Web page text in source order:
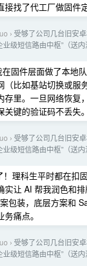
找了代工厂做固件定
› 受够了公司几台旧安
级短信路由中枢”（送内
固件层面做了本地
（比如基站切换或服
存里。一旦网络恢复
键的验证码不丢失。
› 受够了公司几台旧安
级短信路由中枢”（送内
理科生平时都在扣
实让 AI 帮我润色和
包装，底层方案和
痛点。
› 受够了公司几台旧安
级短信路由中枢”（送内